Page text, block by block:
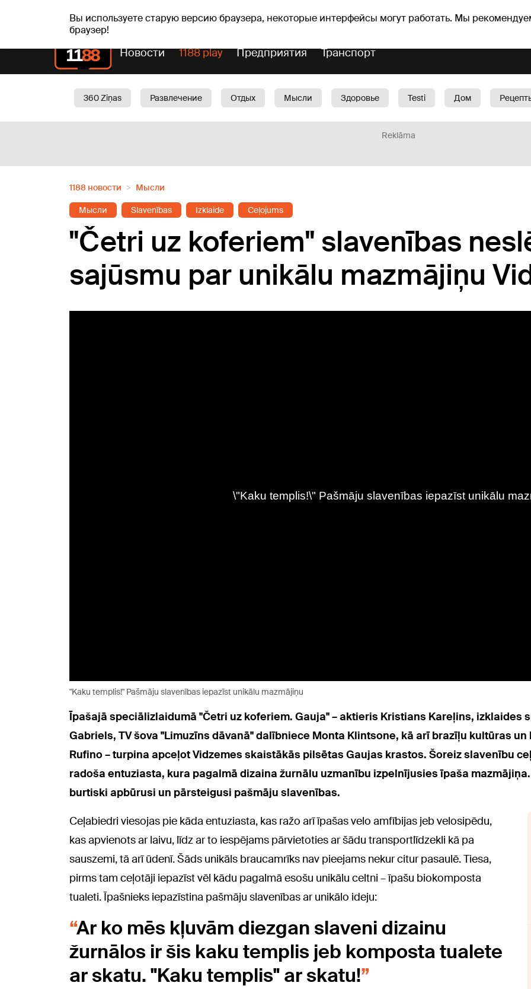
Вы используете старую версию браузера, некоторые интерфейсы могут работать. Мы
браузер!
сб, 08.08.2026. +21°C Mudīte, Vladislava, Vladislavs Прогноз погоды Гороскопы
Новости 1188 play Предприятия Транспорт
360 Ziņas Развлечение Отдых Мысли Здоровье Testi Дом
Reklāma
1188 новости Мысли
Мысли Slavenības Izklaide Ceļojums
"Četri uz koferiem" slavenības
sajūsmu par unikālu mazmājiņu
"Kaku templis!" Pašmāju slavenības iepazīst unikālu mazmājiņu
Īpašajā speciālizlaidumā "Četri uz koferiem. Gauja" –aktieris Kristians Kareļins, izklaides
Gabriels, TV šova "Limuzīns dāvanā" dalībniece Monta Klintsone, kā arī brazīļu kultūras
Rufino – turpina apceļot Vidzemes skaistākās pilsētas Gaujas krastos. Šoreiz slavenību
radoša entuziasta, kura pagalmā dizaina žurnālu uzmanību izpelnījusies īpaša
burtiski apbūrusi un pārsteigusi pašmāju slavenības.
Ceļabiedri viesojas pie kāda entuziasta, kas ražo arī īpašas velo amfībijas jeb velosipēdu,
kas apvienots ar laivu, līdz ar to iespējams pārvietoties ar šādu transportlīdzekli kā pa
sauszemi, tā arī ūdenī. Šāds unikāls braucamrīks nav pieejams nekur citur pasaulē. Tiesa,
pirms tam ceļotāji iepazīst vēl kādu pagalmā esošu unikālu celtni – īpašu biokomposta
tualeti. Īpašnieks iepazīstina pašmāju slavenības ar unikālo ideju:
Ar ko mēs kļuvām diezgan slaveni dizainu
žurnālos ir šis kaku templis jeb komposta tualete
ar skatu. "Kaku templis" ar skatu!